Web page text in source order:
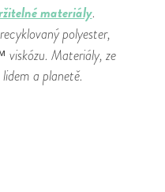
materiály.
polyester,
Materiály, ze
a planetě.